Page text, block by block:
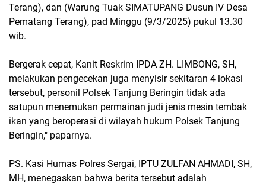
Terang), dan (Warung Tuak SIMATUPANG Dusun IV Desa
Pematang Terang), pad Minggu (9/3/2025) pukul 13.30
wib.
Bergerak cepat, Kanit Reskrim IPDA ZH. LIMBONG, SH,
melakukan pengecekan juga menyisir sekitaran 4 lokasi
tersebut, personil Polsek Tanjung Beringin tidak ada
satupun menemukan permainan judi jenis mesin tembak
ikan yang beroperasi di wilayah hukum Polsek Tanjung
Beringin," paparnya.
PS. Kasi Humas Polres Sergai, IPTU ZULFAN AHMADI, SH,
MH, menegaskan bahwa berita tersebut adalah